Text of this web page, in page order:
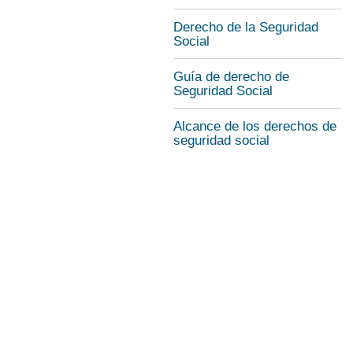
Derecho de la Seguridad
Social
Guía de derecho de
Seguridad Social
Alcance de los derechos de
seguridad social